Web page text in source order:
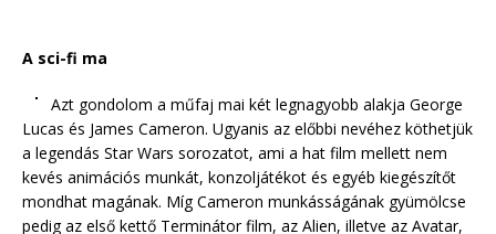
A sci-fi ma
Azt gondolom a műfaj mai két legnagyobb alakja George
Lucas és James Cameron. Ugyanis az előbbi nevéhez köthetjük
a legendás Star Wars sorozatot, ami a hat film mellett nem
kevés animációs munkát, konzoljátékot és egyéb kiegészítőt
mondhat magának. Míg Cameron munkásságának gyümölcse
pedig az első kettő Terminátor film, az Alien, illetve az Avatar,